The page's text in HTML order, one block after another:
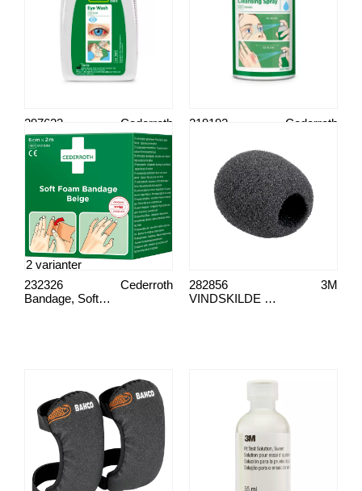
Øyeskyll, flaske lommemodell
Cederroth
297623 Cederroth
219192
Bandage, Soft Foam 6cm x 2m
Cederroth
232326
2 varianter
VINDSKILDE PELTOR FOR ELEKTRITTBOMMIKROFON, M995
3M
282856